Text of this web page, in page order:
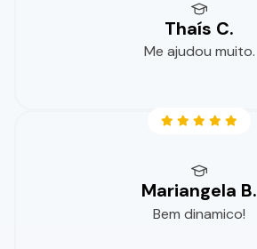
Thaís C.
Me ajudou muito.
Mariangela B.
Bem dinamico!